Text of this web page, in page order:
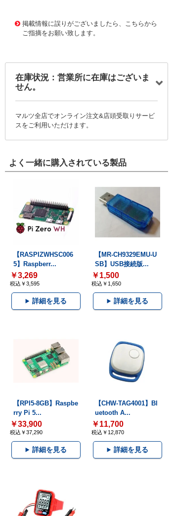
掲載情報に誤りがございましたら、こちらから
ご指摘をお願い致します。
在庫状況：営業所に在庫はございま
せん。
マルツ全店でオンライン注文&店頭受取りサービ
スをご利用いただけます。
よく一緒に購入されている製品
【RASPIZWHSC006
5】Raspberr...
￥3,269
税込￥3,595
詳細を見る
【MR-CH9329EMU-U
SB】USB接続版...
￥1,500
税込￥1,650
詳細を見る
【RPI5-8GB】Raspbe
rry Pi 5...
￥33,900
税込￥37,290
詳細を見る
【CHW-TAG4001】Bl
uetooth A...
￥11,700
税込￥12,870
詳細を見る